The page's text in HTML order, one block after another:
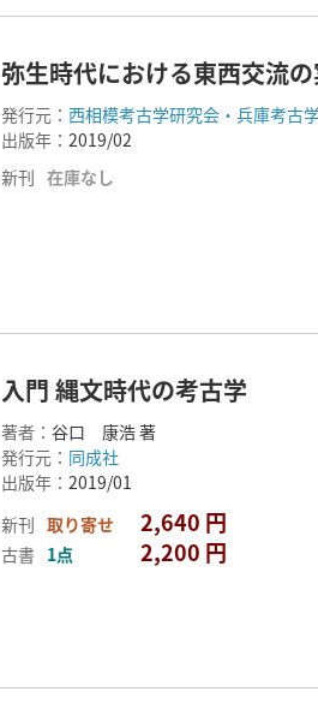
弥生時代における東西交流
発行元： 西相模考古学研究会・兵庫考古
出版年： 2019/02
新刊 在庫なし
入門 縄文時代の考古学
著者： 谷口 康浩 著
発行元： 同成社
出版年： 2019/01
新刊 取り寄せ 2,640 円
古書 1点 2,200 円